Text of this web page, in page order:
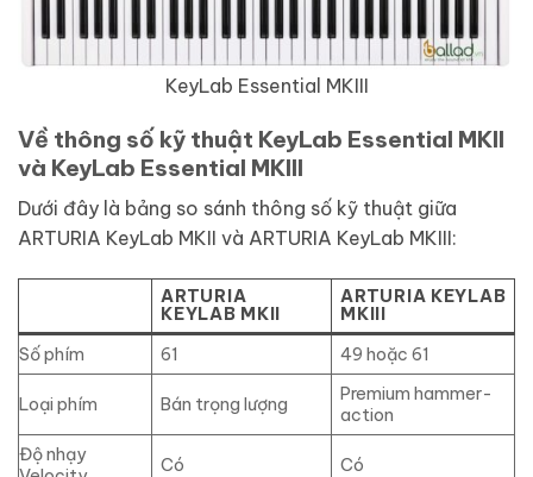
KeyLab Essential MKIII
Về thông số kỹ thuật KeyLab Essential MKII
và KeyLab Essential MKIII
Dưới đây là bảng so sánh thông số kỹ thuật giữa
ARTURIA KeyLab MKII và ARTURIA KeyLab MKIII:
ARTURIA
KEYLAB MKII
ARTURIA KEYLAB
MKIII
Số phím
61 49 hoặc 61
Loại phím Bán trọng lượng
Premium hammer-
action
Độ nhạy
Có Có